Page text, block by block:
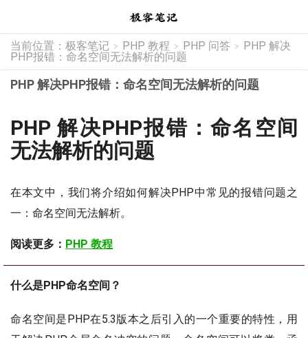
当前位置： 极客笔记 > PHP 教程 > PHP 问答 > PHP 解决
PHP报错：命名空间无法解析的问题
PHP 解决PHP报错：命名空间无法解析的问题
PHP 解决PHP报错：命名空间
无法解析的问题
在本文中，我们将介绍如何解决PHP中常见的报错问题之
一：命名空间无法解析。
阅读更多： PHP 教程
什么是PHP命名空间？
命名空间是PHP在5.3版本之后引入的一个重要的特性，用